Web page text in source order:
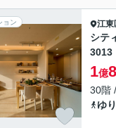
ョン 江東
シテ
3013
1億
30階
ゆ